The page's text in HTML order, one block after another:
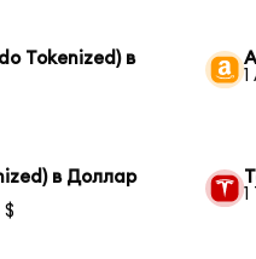
Tokenized) в
в Доллар
$
1